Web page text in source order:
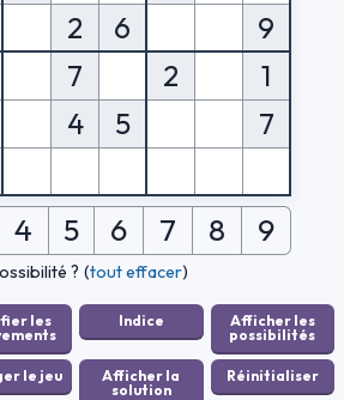
2
6
9
7
2
1
4 5
7
4 5 6 7 8 9
? (tout effacer)